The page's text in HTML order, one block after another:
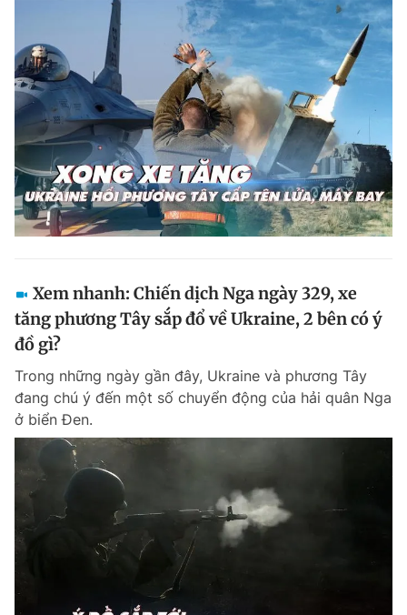
Xem nhanh: Chiến dịch Nga ngày 329, xe
tăng phương Tây sắp đổ về Ukraine, 2 bên có ý
đồ gì?
Trong những ngày gần đây, Ukraine và phương Tây
đang chú ý đến một số chuyển động của hải quân Nga
ở biển Đen.